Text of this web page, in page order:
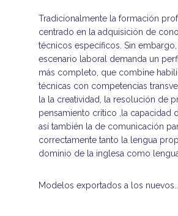
Tradicionalmente la formación
centrado en la adquisición de
técnicos específicos. Sin
escenario laboral demanda un
más completo, que combine
técnicas con competencias
la la creatividad, la resolución de
pensamiento crítico ,la capacidad
así también la de comunicación
correctamente tanto la lengua
dominio de la inglesa como
Modelos exportados a los